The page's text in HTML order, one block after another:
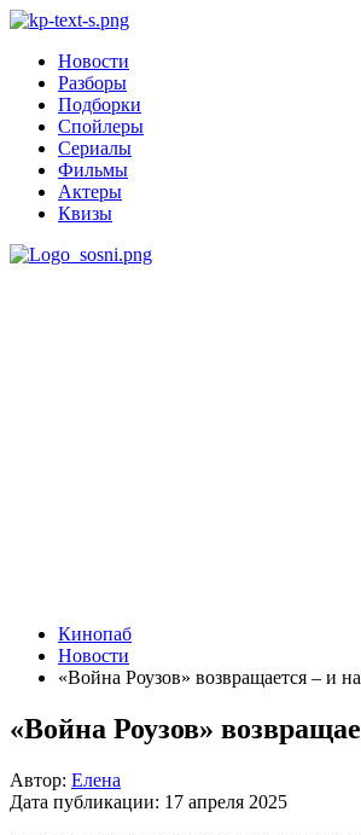
Новости
Разборы
Подборки
Спойлеры
Сериалы
Фильмы
Актеры
Квизы
Кинопаб
Новости
«Война Роузов» возвращается – и на
«Война Роузов»
Автор: Елена
Дата публикации: 17 апреля 2025